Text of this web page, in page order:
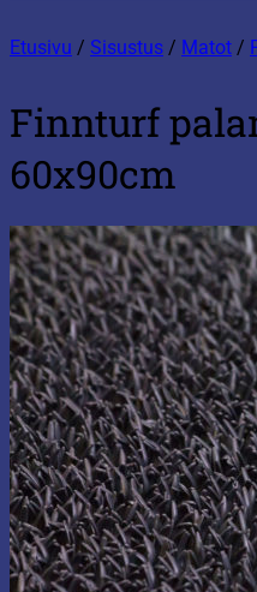
Etusivu / Sisustus / Matot /
Finnturf
60x90cm